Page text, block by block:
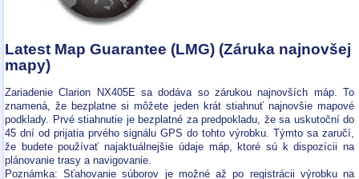
Latest Map Guarantee (LMG) (Záruka najnovšej
mapy)
Zariadenie Clarion NX405E sa dodáva so zárukou najnovších máp. To
znamená, že bezplatne si môžete jeden krát stiahnuť najnovšie mapové
podklady. Prvé stiahnutie je bezplatné za predpokladu, že sa uskutoční do
45 dní od prijatia prvého signálu GPS do tohto výrobku. Týmto sa zaručí,
že budete používať najaktuálnejšie údaje máp, ktoré sú k dispozícii na
plánovanie trasy a navigovanie.
Poznámka: Sťahovanie súborov je možné až po registrácii výrobku na